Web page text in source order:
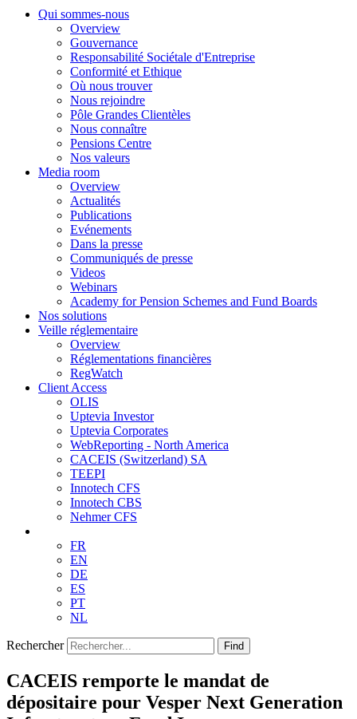
Qui sommes-nous
Overview
Gouvernance
Responsabilité Sociétale d'Entreprise
Conformité et Ethique
Où nous trouver
Nous rejoindre
Pôle Grandes Clientèles
Nous connaître
Pensions Centre
Nos valeurs
Media room
Overview
Actualités
Publications
Evénements
Dans la presse
Communiqués de presse
Videos
Webinars
Academy for Pension Schemes and Fund Boards
Nos solutions
Veille réglementaire
Overview
Réglementations financières
RegWatch
Client Access
OLIS
Uptevia Investor
Uptevia Corporates
WebReporting - North America
CACEIS (Switzerland) SA
TEEPI
Innotech CFS
Innotech CBS
Nehmer CFS
FR
EN
DE
ES
PT
NL
Rechercher Find
CACEIS remporte le mandat de
dépositaire pour Vesper Next Generation